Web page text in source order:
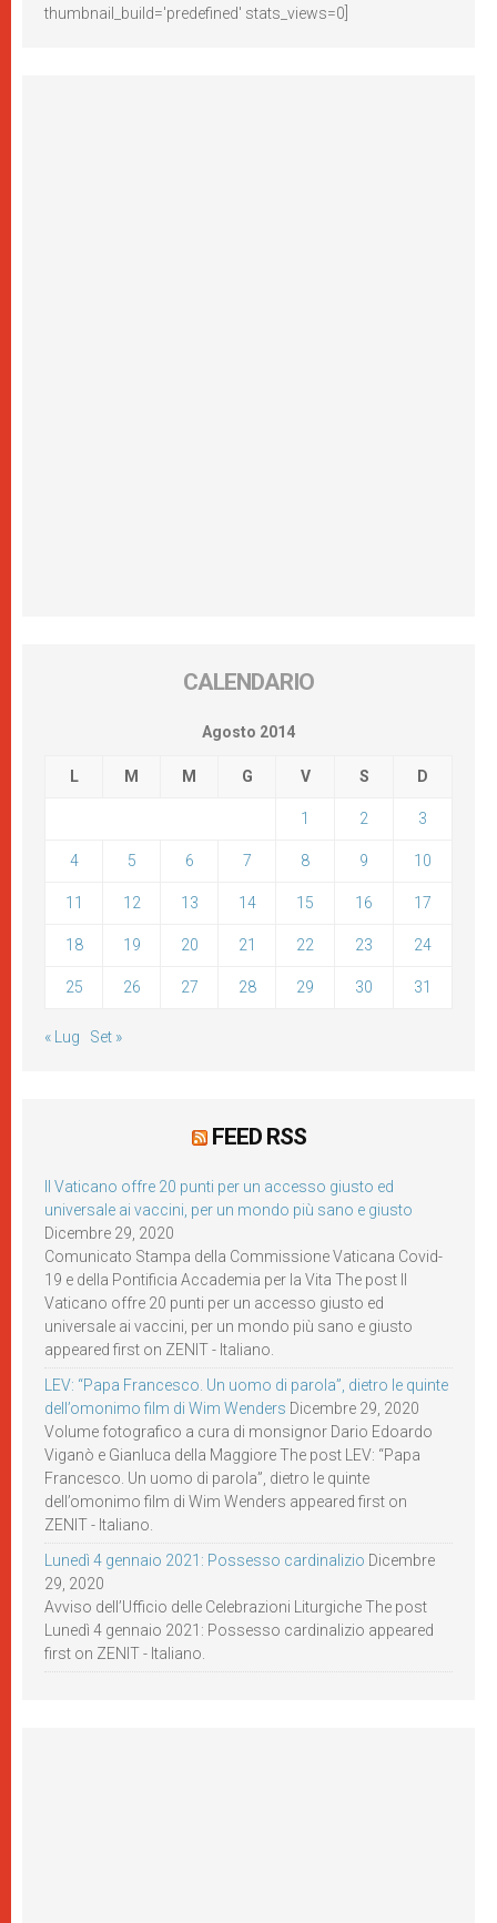
thumbnail_build='predefined' stats_views=0]
CALENDARIO
Agosto 2014
L M M G V S D
1 2 3
4 5 6 7 8 9 10
11 12 13 14 15 16 17
18 19 20 21 22 23 24
25 26 27 28 29 30 31
« Lug Set »
FEED RSS
Il Vaticano offre 20 punti per un accesso giusto ed
universale ai vaccini, per un mondo più sano e giusto
Dicembre 29, 2020
Comunicato Stampa della Commissione Vaticana Covid-
19 e della Pontificia Accademia per la Vita The post Il
Vaticano offre 20 punti per un accesso giusto ed
universale ai vaccini, per un mondo più sano e giusto
appeared first on ZENIT - Italiano.
LEV: “Papa Francesco. Un uomo di parola”, dietro le quinte
dell’omonimo film di Wim Wenders Dicembre 29, 2020
Volume fotografico a cura di monsignor Dario Edoardo
Viganò e Gianluca della Maggiore The post LEV: “Papa
Francesco. Un uomo di parola”, dietro le quinte
dell’omonimo film di Wim Wenders appeared first on
ZENIT - Italiano.
Lunedì 4 gennaio 2021: Possesso cardinalizio Dicembre
29, 2020
Avviso dell’Ufficio delle Celebrazioni Liturgiche The post
Lunedì 4 gennaio 2021: Possesso cardinalizio appeared
first on ZENIT - Italiano.